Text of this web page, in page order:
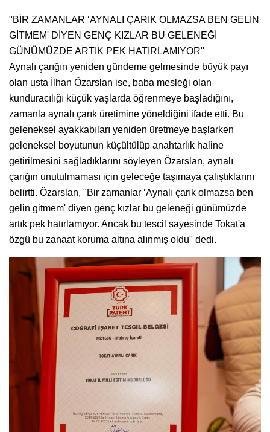
"BİR ZAMANLAR ‘AYNALI ÇARIK OLMAZSA BEN GELİN
GİTMEM' DİYEN GENÇ KIZLAR BU GELENEĞİ
GÜNÜMÜZDE ARTIK PEK HATIRLAMIYOR"
Aynalı çarığın yeniden gündeme gelmesinde büyük payı
olan usta İlhan Özarslan ise, baba mesleği olan
kunduracılığı küçük yaşlarda öğrenmeye başladığını,
zamanla aynalı çarık üretimine yöneldiğini ifade etti. Bu
geleneksel ayakkabıları yeniden üretmeye başlarken
geleneksel boyutunun küçültülüp anahtarlık haline
getirilmesini sağladıklarını söyleyen Özarslan, aynalı
çarığın unutulmaması için geleceğe taşımaya çalıştıklarını
belirtti. Özarslan, "Bir zamanlar ‘Aynalı çarık olmazsa ben
gelin gitmem' diyen genç kızlar bu geleneği günümüzde
artık pek hatırlamıyor. Ancak bu tescil sayesinde Tokat'a
özgü bu zanaat koruma altına alınmış oldu" dedi.